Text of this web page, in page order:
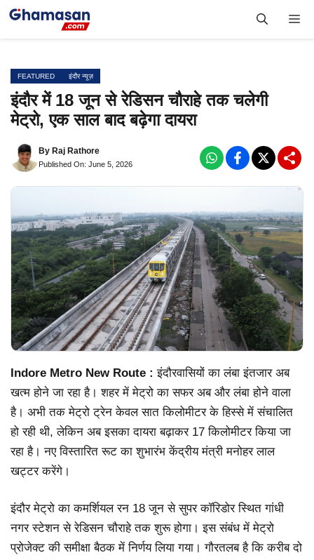
Skip
FEATURED इंदौर न्यूज़
इंदौर में 18 जून से रेडिसन चौराहे तक चलेगी
मेट्रो, एक साल बाद बढ़ेगा दायरा
By Raj Rathore
Published On: June 5, 2026
Indore Metro New Route : इंदौरवासियों का लंबा इंतजार अब
खत्म होने जा रहा है। शहर में मेट्रो का सफर अब और लंबा होने वाला
है। अभी तक मेट्रो ट्रेन केवल सात किलोमीटर के हिस्से में संचालित
हो रही थी, लेकिन अब इसका दायरा बढ़ाकर 17 किलोमीटर किया जा
रहा है। नए विस्तारित रूट का शुभारंभ केंद्रीय मंत्री मनोहर लाल
खट्टर करेंगे।
इंदौर मेट्रो का कमर्शियल रन 18 जून से सुपर कॉरिडोर स्थित गांधी
नगर स्टेशन से रेडिसन चौराहे तक शुरू होगा। इस संबंध में मेट्रो
प्रोजेक्ट की समीक्षा बैठक में निर्णय लिया गया। गौरतलब है कि करीब दो